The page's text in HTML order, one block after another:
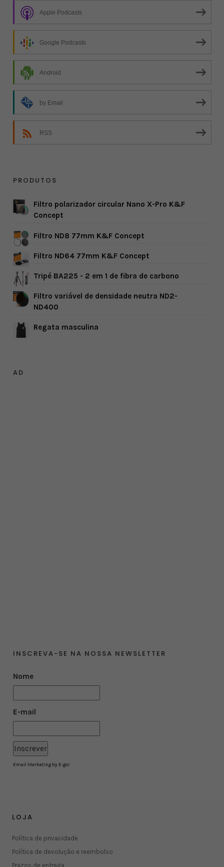
Apple Podcasts
Google Podcasts
Android
by Email
RSS
PRODUTOS
Filtro polarizador circular Nano X-Pro K&F
Concept
Filtro ND8 77mm K&F Concept
Filtro ND64 77mm K&F Concept
Tripé BA225 - 2 em 1 de fibra de carbono
Filtro variável de densidade neutra ND2-
ND400
Regata masculina
AD
INSCREVA-SE NA NOSSA NEWSLETTER
Nome
E-mail
Email Marketing by E-goi
LOJA
Política de privacidade
Política de devolução e reembolso
Prazos de entrega